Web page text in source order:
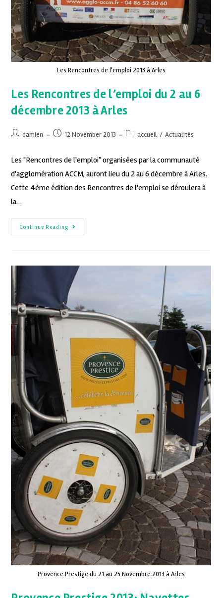
Les Rencontres de l'emploi 2013 à Arles
Les Rencontres de l’emploi du 2 au 6
décembre 2013 à Arles
damien 12 November 2013 accueil / Actualités
Les "Rencontres de l'emploi" organisées par la communauté
d'agglomération ACCM, auront lieu du 2 au 6 décembre à Arles.
Cette 4ème édition des Rencontres de l'emploi se déroulera à
la…
Continue Reading
Provence Prestige du 21 au 25 Novembre 2013 à Arles